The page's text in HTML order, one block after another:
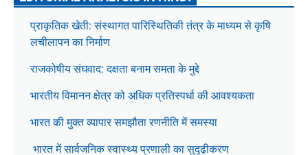
प्राकृतिक खेती: संस्थागत पारिस्थितिकी तंत्र के माध्यम से कृषि
लचीलापन का निर्माण
राजकोषीय संघवाद: दक्षता बनाम समता के मुद्दे
भारतीय विमानन क्षेत्र को अधिक प्रतिस्पर्धा की आवश्यकता
भारत की मुक्त व्यापार समझौता रणनीति में समस्या
भारत में सार्वजनिक स्वास्थ्य प्रणाली का सुदृढ़ीकरण